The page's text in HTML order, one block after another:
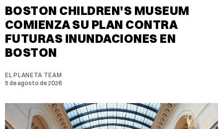
BOSTON CHILDREN'S MUSEUM
COMIENZA SU PLAN CONTRA
FUTURAS INUNDACIONES EN
BOSTON
EL PLANETA TEAM
5 de agosto de 2026